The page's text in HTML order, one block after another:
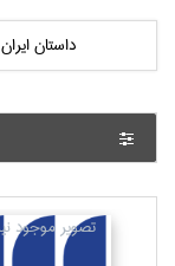
داستان ايران